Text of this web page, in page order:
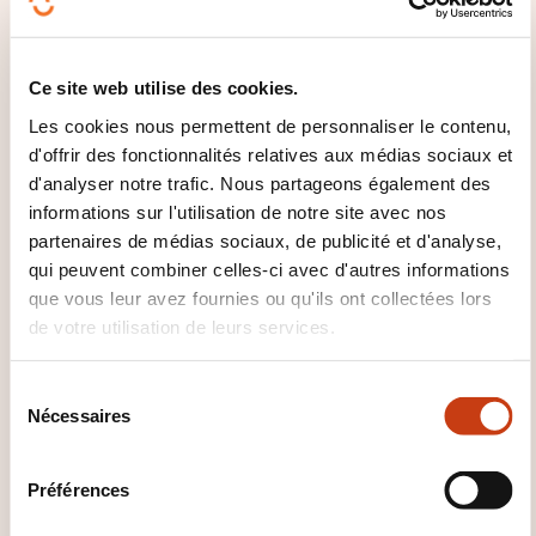
Ce site web utilise des cookies.
Les cookies nous permettent de personnaliser le contenu,
d'offrir des fonctionnalités relatives aux médias sociaux et
d'analyser notre trafic. Nous partageons également des
informations sur l'utilisation de notre site avec nos
partenaires de médias sociaux, de publicité et d'analyse,
qui peuvent combiner celles-ci avec d'autres informations
que vous leur avez fournies ou qu'ils ont collectées lors
de votre utilisation de leurs services.
Nécessaires
Préférences
Outlook
Logiciel Photoshop
Logiciel Power Point
Logiciel PREAO
Logiciel
production musicale
Logiciel Publisher
Logiciel Sage
Logiciel SAP
Logiciel Scribus
Logiciel serveur applications
Logiciel serveur
web
Logiciel SharePoint
Logiciel SolidWorks
Logiciel système information géographique
Logiciel tableur
Logiciel traitement image
Logiciel traitement texte
Logiciel Typo 3
Logiciel Visio
Logiciel WORD
Logiciel
WordPress
Logiciel Writer